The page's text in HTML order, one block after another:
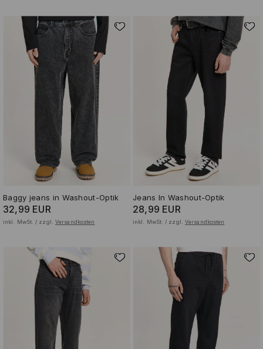
Baggy jeans in Washout-Optik
32,99 EUR
inkl. MwSt. / zzgl. Versandkosten
Jeans In Washout-Optik
28,99 EUR
inkl. MwSt. / zzgl. Versandkosten